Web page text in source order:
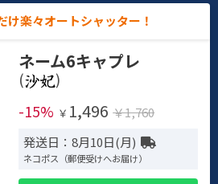
け楽々オートシャッター！
ネーム6キャプレ
(
)
-15% ￥ 1,496 ￥1,760
発送日：8月10日(月)
ネコポス（郵便受けへお届け）